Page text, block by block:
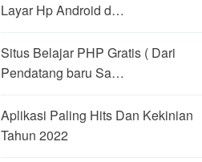
Layar Hp Android d…
Situs Belajar PHP Gratis ( Dari
Pendatang baru Sa…
Aplikasi Paling Hits Dan Kekinian
Tahun 2022